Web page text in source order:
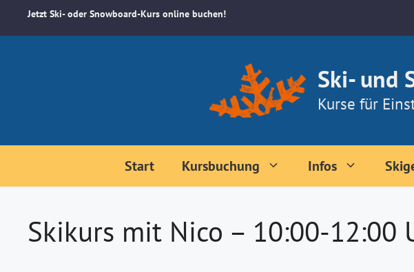
Jetzt Ski- oder Snowboard-Kurs online buchen!
Ski- und
Kurse für
Start Kursbuchung Infos
Skikurs mit Nico – 10:00-12:00